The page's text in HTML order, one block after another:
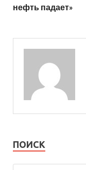
нефть падает»
ПОИСК